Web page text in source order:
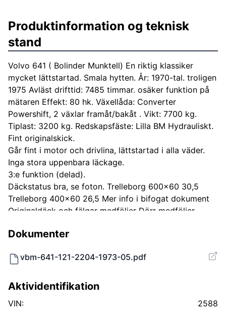
Produktinformation og teknisk
stand
Volvo 641 ( Bolinder Munktell) En riktig klassiker
mycket lättstartad. Smala hytten. År: 1970-tal. troligen
1975 Avläst drifttid: 7485 timmar. osäker funktion på
mätaren Effekt: 80 hk. Växellåda: Converter
Powershift, 2 växlar framåt/bakåt . Vikt: 7700 kg.
Tiplast: 3200 kg. Redskapsfäste: Lilla BM Hydrauliskt.
Fint originalskick.
Går fint i motor och drivlina, lättstartad i alla väder.
Inga stora uppenbara läckage.
3:e funktion (delad).
Däckstatus bra, se foton. Trelleborg 600x60 30,5
Trelleborg 400x60 26,5 Mer info i bifogat dokument
Originaldäck och fälgar medföljer Dörr medföljer
2200mm sliten botten Pallgafflar Gödselgrep
Dokumenter
vbm-641-121-2204-1973-05.pdf
Aktividentifikation
VIN: 2588